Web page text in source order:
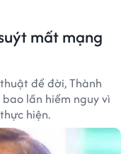
mất mạng
để đời, Thành
lần hiểm nguy vì
hiện.